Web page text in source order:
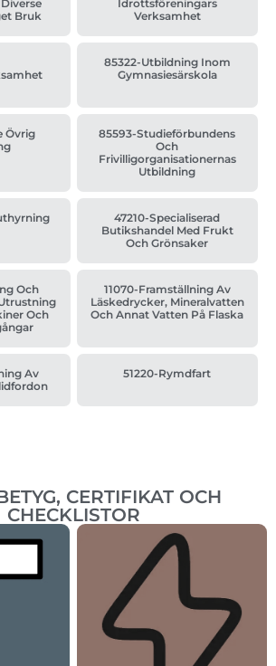
Bruk
Idrottsföreningars
Verksamhet
85322-Utbildning Inom
Gymnasiesärskola
Övrig
85593-Studieförbundens
Och
Frivilligorganisationernas
Utbildning
47210-Specialiserad
Butikshandel Med Frukt
Och Grönsaker
Och
Och
11070-Framställning Av
Läskedrycker, Mineralvatten
Och Annat Vatten På Flaska
Av
51220-Rymdfart
CERTIFIKAT OCH
CHECKLISTOR